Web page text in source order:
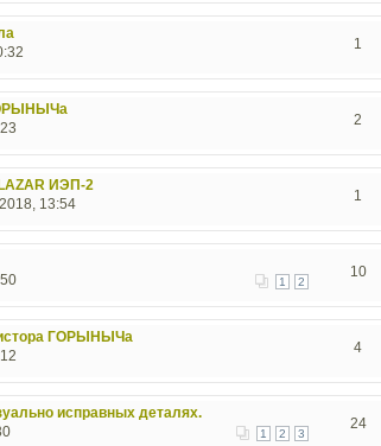
1
2
ИЭП-2
13:54 1
1 2
10
ГОРЫНЫЧа
4
исправных деталях.
1 2 3
24